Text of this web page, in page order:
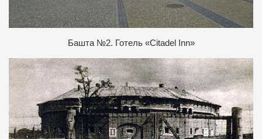
Башта №2. Готель «Сitadel Іnn»